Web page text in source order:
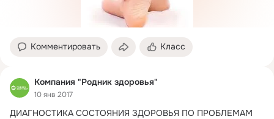
Комментировать Класс
Компания "Родник здоровья"
10 янв 2017
ДИАГНОСТИКА СОСТОЯНИЯ ЗДОРОВЬЯ ПО ПРОБЛЕМАМ